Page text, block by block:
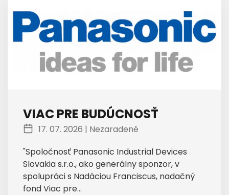
VIAC PRE BUDÚCNOSŤ
17. 07. 2026 | Nezaradené
"Spoločnosť Panasonic Industrial Devices
Slovakia s.r.o., ako generálny sponzor, v
spolupráci s Nadáciou Franciscus, nadačný
fond Viac pre...